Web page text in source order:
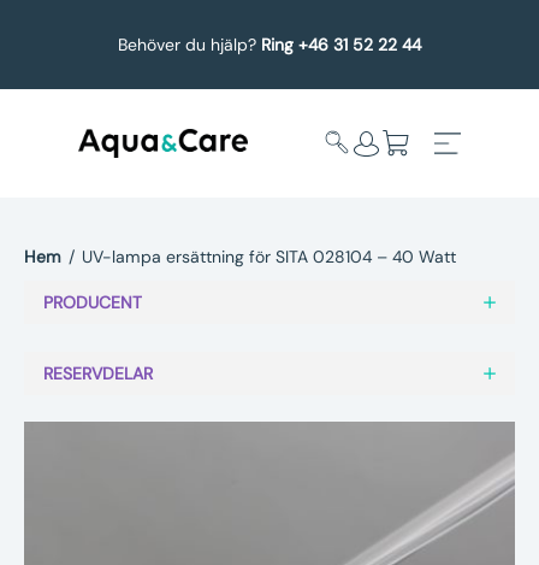
Behöver du hjälp? Ring +46 31 52 22 44
undermeny
Service
Hem / UV-lampa ersättning för SITA 028104 – 40 Watt
PRODUCENT
RESERVDELAR